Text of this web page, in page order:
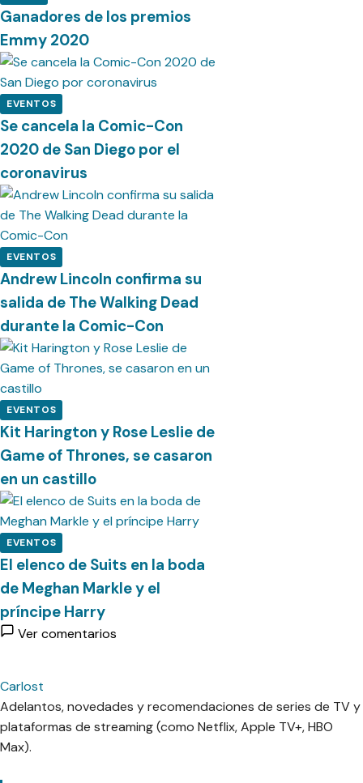
Ganadores de los premios
Emmy 2020
EVENTOS
Se cancela la Comic-Con
2020 de San Diego por el
coronavirus
EVENTOS
Andrew Lincoln confirma su
salida de The Walking Dead
durante la Comic-Con
EVENTOS
Kit Harington y Rose Leslie de
Game of Thrones, se casaron
en un castillo
EVENTOS
El elenco de Suits en la boda
de Meghan Markle y el
príncipe Harry
Ver comentarios
Carlost
Adelantos, novedades y recomendaciones de series de TV y
plataformas de streaming (como Netflix, Apple TV+, HBO
Max).